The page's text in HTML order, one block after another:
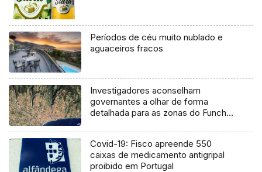
Períodos de céu muito nublado e
aguaceiros fracos
Investigadores aconselham
governantes a olhar de forma
detalhada para as zonas do Funchal
Covid-19: Fisco apreende 550
caixas de medicamento antigripal
proibido em Portugal